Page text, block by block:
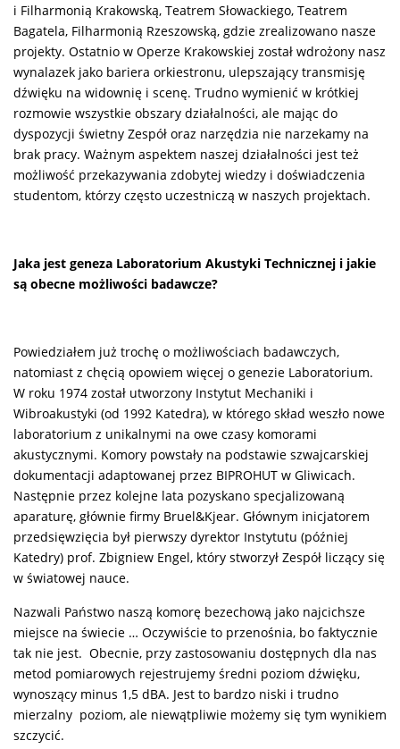
i Filharmonią Krakowską, Teatrem Słowackiego, Teatrem
Bagatela, Filharmonią Rzeszowską, gdzie zrealizowano nasze
projekty. Ostatnio w Operze Krakowskiej został wdrożony nasz
wynalazek jako bariera orkiestronu, ulepszający transmisję
dźwięku na widownię i scenę. Trudno wymienić w krótkiej
rozmowie wszystkie obszary działalności, ale mając do
dyspozycji świetny Zespół oraz narzędzia nie narzekamy na
brak pracy. Ważnym aspektem naszej działalności jest też
możliwość przekazywania zdobytej wiedzy i doświadczenia
studentom, którzy często uczestniczą w naszych projektach.
Jaka jest geneza Laboratorium Akustyki Technicznej i jakie
są obecne możliwości badawcze?
Powiedziałem już trochę o możliwościach badawczych,
natomiast z chęcią opowiem więcej o genezie Laboratorium.
W roku 1974 został utworzony Instytut Mechaniki i
Wibroakustyki (od 1992 Katedra), w którego skład weszło nowe
laboratorium z unikalnymi na owe czasy komorami
akustycznymi. Komory powstały na podstawie szwajcarskiej
dokumentacji adaptowanej przez BIPROHUT w Gliwicach.
Następnie przez kolejne lata pozyskano specjalizowaną
aparaturę, głównie firmy Bruel&Kjear. Głównym inicjatorem
przedsięwzięcia był pierwszy dyrektor Instytutu (później
Katedry) prof. Zbigniew Engel, który stworzył Zespół liczący się
w światowej nauce.
Nazwali Państwo naszą komorę bezechową jako najcichsze
miejsce na świecie … Oczywiście to przenośnia, bo faktycznie
tak nie jest. Obecnie, przy zastosowaniu dostępnych dla nas
metod pomiarowych rejestrujemy średni poziom dźwięku,
wynoszący minus 1,5 dBA. Jest to bardzo niski i trudno
mierzalny poziom, ale niewątpliwie możemy się tym wynikiem
szczycić.